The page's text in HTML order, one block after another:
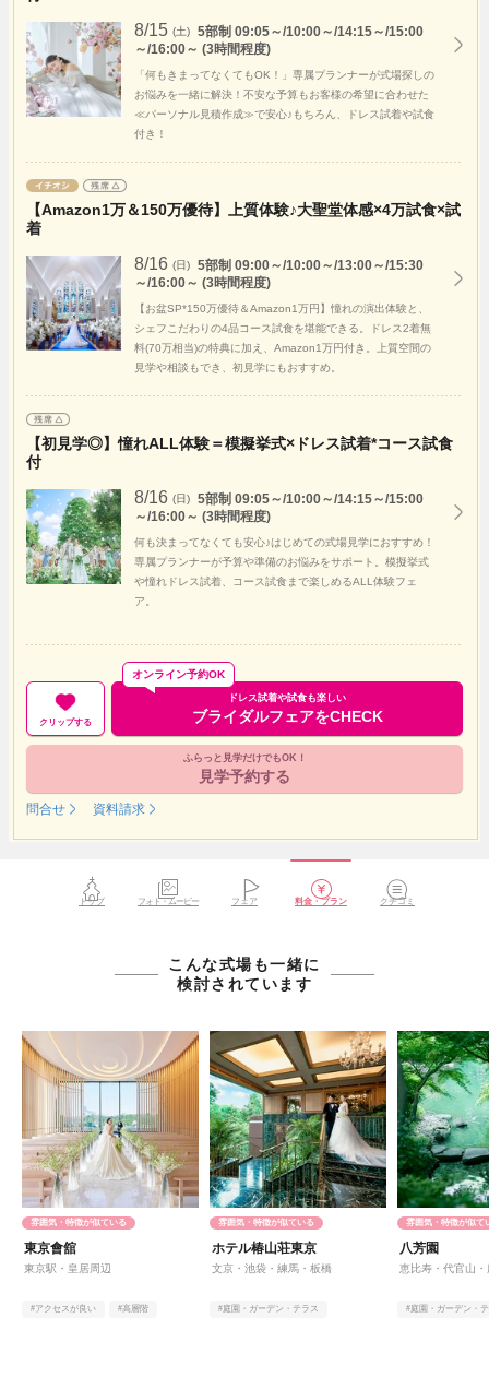
8/15 (土)
5部制 09:05～/10:00～/14:15～/15:00
～/16:00～ (3時間程度)
「何もきまってなくてもOK！」専属プランナーが式場探しの
お悩みを一緒に解決！不安な予算もお客様の希望に合わせた
≪パーソナル見積作成≫で安心♪もちろん、ドレス試着や試食
付き！
【Amazon1万＆150万優待】上質体験♪大聖堂体感×4万試食×試
着
8/16 (日)
5部制 09:00～/10:00～/13:00～/15:30
～/16:00～ (3時間程度)
【お盆SP*150万優待＆Amazon1万円】憧れの演出体験と、
シェフこだわりの4品コース試食を堪能できる。ドレス2着無
料(70万相当)の特典に加え、Amazon1万円付き。上質空間の
見学や相談もでき、初見学にもおすすめ。
【初見学◎】憧れALL体験＝模擬挙式×ドレス試着*コース試食
付
8/16 (日)
5部制 09:05～/10:00～/14:15～/15:00
～/16:00～ (3時間程度)
何も決まってなくても安心♪はじめての式場見学におすすめ！
専属プランナーが予算や準備のお悩みをサポート。模擬挙式
や憧れドレス試着、コース試食まで楽しめるALL体験フェ
ア。
クリップする
ドレス試着や試食も楽しい
ブライダルフェアをCHECK
オンライン予約OK
ふらっと見学だけでもOK！
見学予約する
問合せ 資料請求
トップ フォト・ムービー フェア 料金・プラン クチコミ
こんな式場も一緒に
検討されています
雰囲気・特徴が似ている
東京會舘
東京駅・皇居周辺
#アクセスが良い
#高層階
雰囲気・特徴が似ている
ホテル椿山荘東京
文京・池袋・練馬・板橋
#庭園・ガーデン・テラス
雰囲気・特徴が似て
八芳園
恵比寿・代官山
#庭園・ガーデン・